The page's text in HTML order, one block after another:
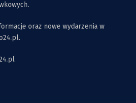
oraz nowe wydarzenia w